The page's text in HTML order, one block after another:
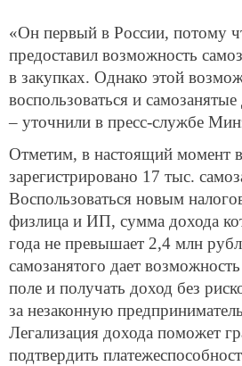
«Он первый в России, потому
предоставил возможность
в закупках. Однако этой
воспользоваться и
– уточнили в пресс-службе
Отметим, в настоящий момент в
зарегистрировано 17 тыс.
Воспользоваться новым
физлица и ИП, сумма дохода
года не превышает 2,4 млн
самозанятого дает
поле и получать доход без
за незаконную
Легализация дохода поможет
подтвердить